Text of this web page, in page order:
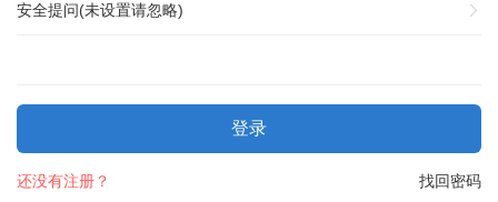
安全提问(未设置请忽略)
登录
找回密码
还没有注册？